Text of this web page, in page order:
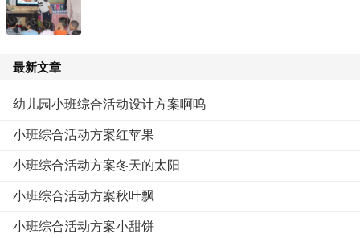
最新文章
幼儿园小班综合活动设计方案啊呜
小班综合活动方案红苹果
小班综合活动方案冬天的太阳
小班综合活动方案秋叶飘
小班综合活动方案小甜饼